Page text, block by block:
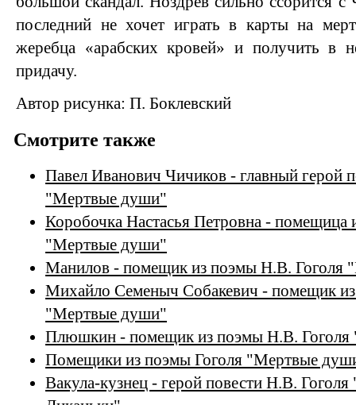
последний не хочет играть в карты на
жеребца «арабских кровей» и получить в
придачу.
Автор рисунка: П. Боклевский
Смотрите также
Павел Иванович Чичиков - главный герой
"Мертвые души"
Коробочка Настасья Петровна -
"Мертвые души"
Манилов - помещик из поэмы Н.В. Гоголя
Михайло Семеныч Собакевич - помещик
"Мертвые души"
Плюшкин - помещик из поэмы Н.В.
Помещики из поэмы Гоголя "Мертвые
Вакула-кузнец - герой повести Н.В. Гоголя